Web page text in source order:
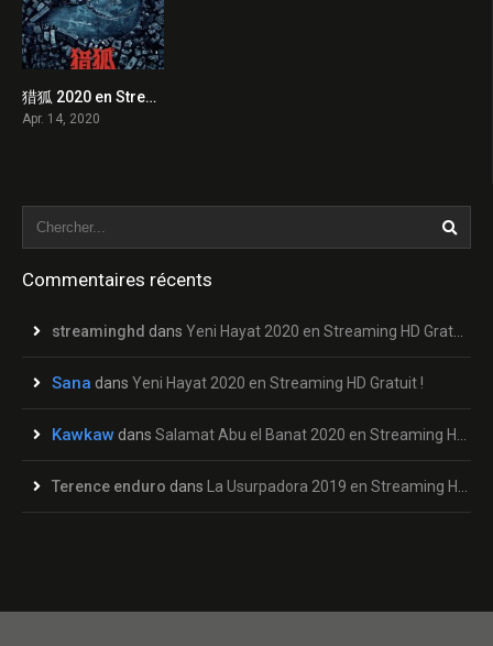
6
猎狐 2020 en Streaming HD Gratuit !
Apr. 14, 2020
Commentaires récents
streaminghd dans Yeni Hayat 2020 en Streaming HD Gratuit !
Sana dans Yeni Hayat 2020 en Streaming HD Gratuit !
Kawkaw dans Salamat Abu el Banat 2020 en Streaming HD Gratuit !
Terence enduro dans La Usurpadora 2019 en Streaming HD Gratuit !